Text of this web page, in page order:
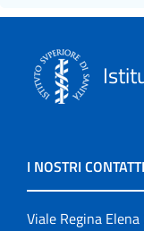
I NOSTRI CONTATTI
Viale Regina